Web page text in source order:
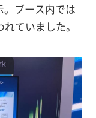
。ブース内では
ていました。